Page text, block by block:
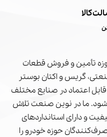
کالا
تأمین و فروش قطعات
گریس و اکتان بوستر
اعتماد در صنایع مختلف
ما در نوین صنعت تلاش
و دارای استانداردهای
حوزه خودرو را